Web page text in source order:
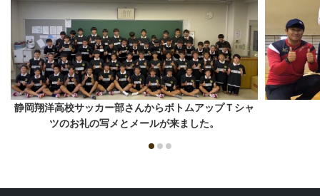
静岡翔洋高校サッカー部さんからボトムアップＴシャ
ツのお礼の写メとメールが来ました。